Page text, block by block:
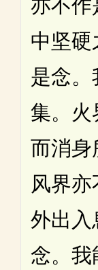
亦不作
中坚硬
是念。
集。火
而消身
风界
外出入
念。我